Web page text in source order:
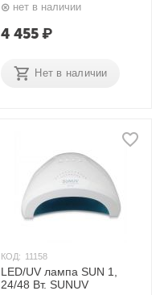
нет в наличии
4 455₽
Нет в наличии
КОД: 11158
LED/UV лампа SUN 1,
24/48 Вт. SUNUV